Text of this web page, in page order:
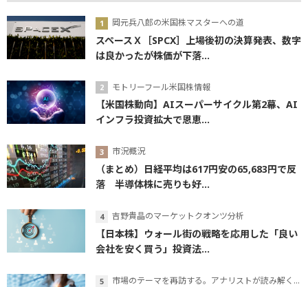
岡元兵八郎の米国株マスターへの道
スペースＸ［SPCX］上場後初の決算発表、数字
は良かったが株価が下落...
モトリーフール米国株情報
【米国株動向】AIスーパーサイクル第2幕、AI
インフラ投資拡大で恩恵...
市況概況
（まとめ）日経平均は617円安の65,683円で反
落 半導体株に売りも好...
吉野貴晶のマーケットクオンツ分析
【日本株】ウォール街の戦略を応用した「良い
会社を安く買う」投資法...
市場のテーマを再訪する。アナリストが読み解くテーマの本質